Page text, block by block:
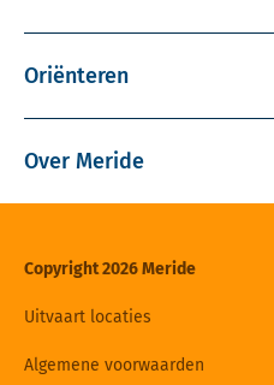
Oriënteren
Over Meride
Copyright 2026 Meride
Uitvaart locaties
Algemene voorwaarden